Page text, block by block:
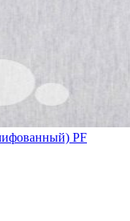
PF